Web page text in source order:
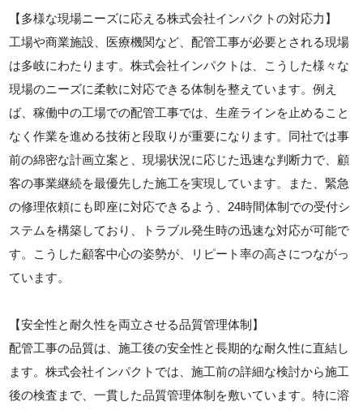
【多様な現場ニーズに応える株式会社インパクトの対応力】
工場や商業施設、医療機関など、配管工事が必要とされる現場
は多岐にわたります。株式会社インパクトは、こうした様々な
現場のニーズに柔軟に対応できる体制を整えています。例え
ば、稼働中の工場での配管工事では、生産ラインを止めること
なく作業を進める技術と段取りが重要になります。同社では事
前の綿密な計画立案と、現場状況に応じた迅速な判断力で、顧
客の事業継続を最優先した施工を実現しています。また、緊急
の修理依頼にも即座に対応できるよう、24時間体制での受付シ
ステムを構築しており、トラブル発生時の迅速な対応が可能で
す。こうした顧客中心の姿勢が、リピート率の高さにつながっ
ています。
【安全性と耐久性を両立させる品質管理体制】
配管工事の品質は、施工後の安全性と長期的な耐久性に直結し
ます。株式会社インパクトでは、施工前の詳細な検討から施工
後の検査まで、一貫した品質管理体制を敷いています。特に溶